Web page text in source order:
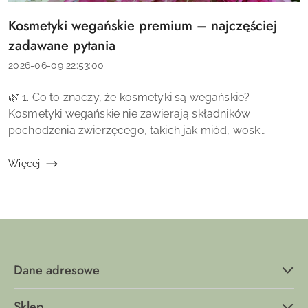
Tytuł
artykułu:
Kosmetyki wegańskie premium – najczęściej
zadawane pytania
Data
2026-06-09 22:53:00
Treść
artykułu:
🌿 1. Co to znaczy, że kosmetyki są wegańskie?
Kosmetyki wegańskie nie zawierają składników
pochodzenia zwierzęcego, takich jak miód, wosk
recepturach wykorzystuje się składniki pochodzenia
Więcej
Dane adresowe